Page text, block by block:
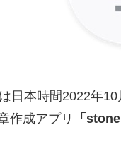
日本時間2022年10
作成アプリ
「stone